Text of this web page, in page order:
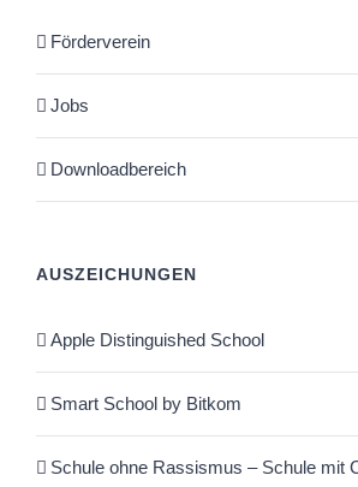
Förderverein
Jobs
Downloadbereich
AUSZEICHUNGEN
Apple Distinguished School
Smart School by Bitkom
Schule ohne Rassismus – Schule mit